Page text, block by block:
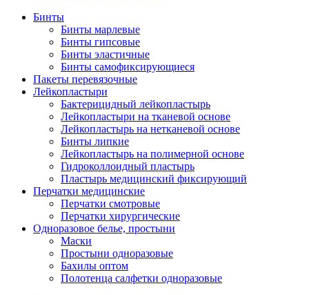
Бинты
Бинты марлевые
Бинты гипсовые
Бинты эластичные
Бинты самофиксирующиеся
Пакеты перевязочные
Лейкопластыри
Бактерицидный лейкопластырь
Лейкопластыри на тканевой основе
Лейкопластырь на нетканевой основе
Бинты липкие
Лейкопластырь на полимерной основе
Гидроколлоидный пластырь
Пластырь медицинский фиксирующий
Перчатки медицинские
Перчатки смотровые
Перчатки хирургические
Одноразовое белье, простыни
Маски
Простыни одноразовые
Бахилы оптом
Полотенца салфетки одноразовые